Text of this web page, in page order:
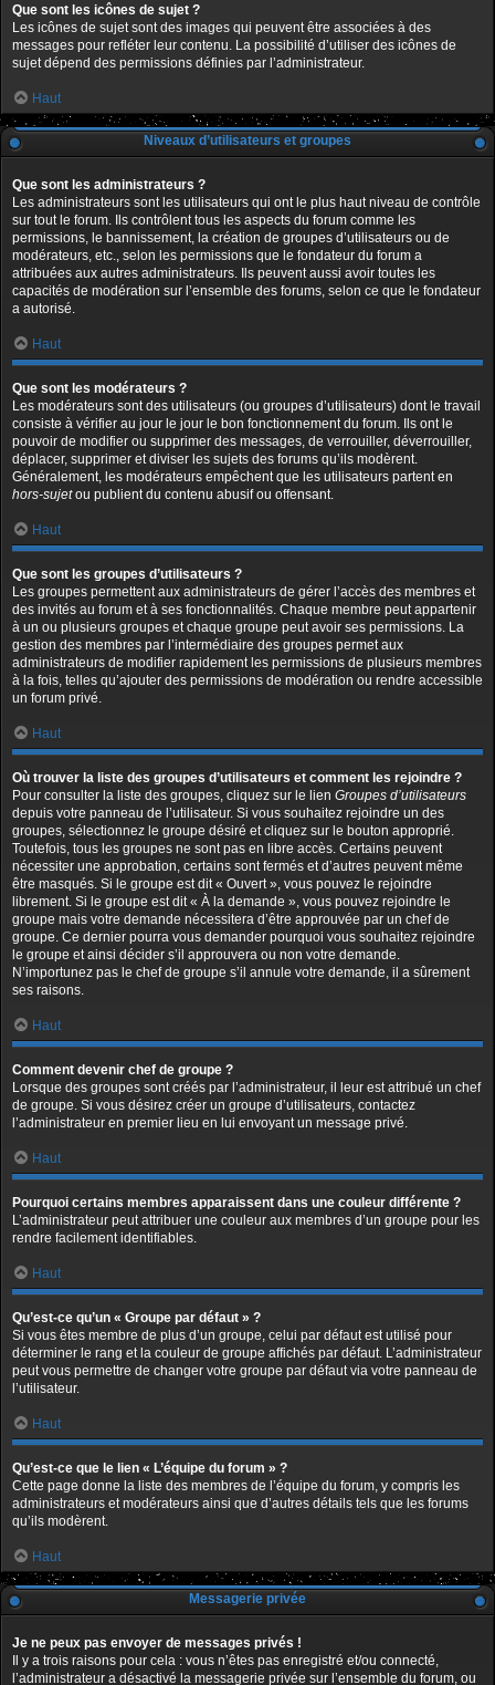
Que sont les icônes de sujet ?
Les icônes de sujet sont des images qui peuvent être associées à des
messages pour refléter leur contenu. La possibilité d’utiliser des icônes de
sujet dépend des permissions définies par l’administrateur.
Haut
Niveaux d’utilisateurs et groupes
Que sont les administrateurs ?
Les administrateurs sont les utilisateurs qui ont le plus haut niveau de contrôle
sur tout le forum. Ils contrôlent tous les aspects du forum comme les
permissions, le bannissement, la création de groupes d’utilisateurs ou de
modérateurs, etc., selon les permissions que le fondateur du forum a
attribuées aux autres administrateurs. Ils peuvent aussi avoir toutes les
capacités de modération sur l’ensemble des forums, selon ce que le fondateur
a autorisé.
Haut
Que sont les modérateurs ?
Les modérateurs sont des utilisateurs (ou groupes d’utilisateurs) dont le travail
consiste à vérifier au jour le jour le bon fonctionnement du forum. Ils ont le
pouvoir de modifier ou supprimer des messages, de verrouiller, déverrouiller,
déplacer, supprimer et diviser les sujets des forums qu’ils modèrent.
Généralement, les modérateurs empêchent que les utilisateurs partent en
hors-sujetou publient du contenu abusif ou offensant.
Haut
Que sont les groupes d’utilisateurs ?
Les groupes permettent aux administrateurs de gérer l’accès des membres et
des invités au forum et à ses fonctionnalités. Chaque membre peut appartenir
à un ou plusieurs groupes et chaque groupe peut avoir ses permissions. La
gestion des membres par l’intermédiaire des groupes permet aux
administrateurs de modifier rapidement les permissions de plusieurs membres
à la fois, telles qu’ajouter des permissions de modération ou rendre accessible
un forum privé.
Haut
Où trouver la liste des groupes d’utilisateurs et comment les rejoindre ?
Pour consulter la liste des groupes, cliquez sur le lien Groupes d’utilisateurs
depuis votre panneau de l’utilisateur. Si vous souhaitez rejoindre un des
groupes, sélectionnez le groupe désiré et cliquez sur le bouton approprié.
Toutefois, tous les groupes ne sont pas en libre accès. Certains peuvent
nécessiter une approbation, certains sont fermés et d’autres peuvent même
être masqués. Si le groupe est dit « Ouvert », vous pouvez le rejoindre
librement. Si le groupe est dit « À la demande », vous pouvez rejoindre le
groupe mais votre demande nécessitera d’être approuvée par un chef de
groupe. Ce dernier pourra vous demander pourquoi vous souhaitez rejoindre
le groupe et ainsi décider s’il approuvera ou non votre demande.
N’importunez pas le chef de groupe s’il annule votre demande, il a sûrement
ses raisons.
Haut
Comment devenir chef de groupe ?
Lorsque des groupes sont créés par l’administrateur, il leur est attribué un chef
de groupe. Si vous désirez créer un groupe d’utilisateurs, contactez
l’administrateur en premier lieu en lui envoyant un message privé.
Haut
Pourquoi certains membres apparaissent dans une couleur différente ?
L’administrateur peut attribuer une couleur aux membres d’un groupe pour les
rendre facilement identifiables.
Haut
Qu’est-ce qu’un « Groupe par défaut » ?
Si vous êtes membre de plus d’un groupe, celui par défaut est utilisé pour
déterminer le rang et la couleur de groupe affichés par défaut. L’administrateur
peut vous permettre de changer votre groupe par défaut via votre panneau de
l’utilisateur.
Haut
Qu’est-ce que le lien « L’équipe du forum » ?
Cette page donne la liste des membres de l’équipe du forum, y compris les
administrateurs et modérateurs ainsi que d’autres détails tels que les forums
qu’ils modèrent.
Haut
Messagerie privée
Je ne peux pas envoyer de messages privés !
Il y a trois raisons pour cela : vous n’êtes pas enregistré et/ou connecté,
l’administrateur a désactivé la messagerie privée sur l’ensemble du forum, ou